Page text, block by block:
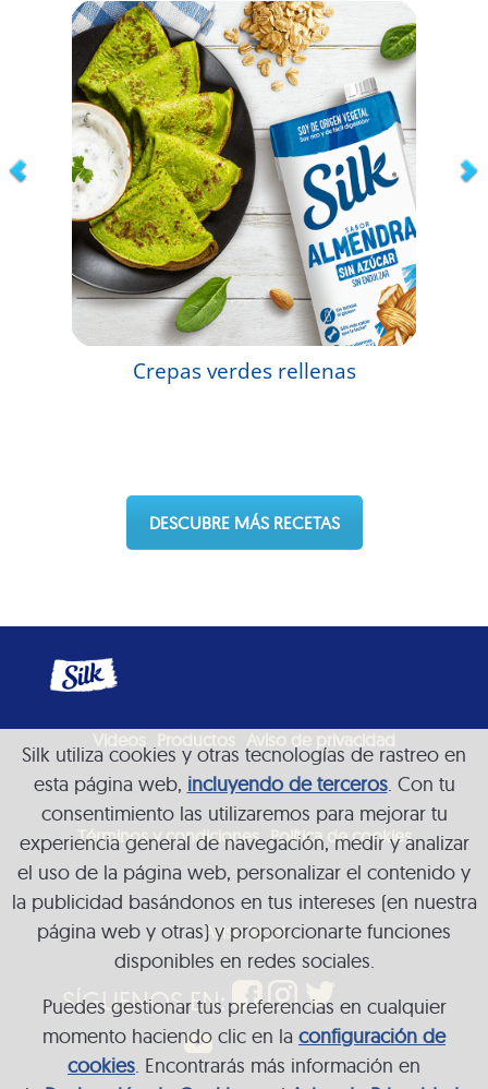
Crepas verdes rellenas
DESCUBRE MÁS RECETAS
Videos Productos Aviso de privacidad
Términos y condiciones Política de cookies
Aviso legal
SÍGUENOS EN:
Silk utiliza cookies y otras tecnologías de rastreo en
esta página web, incluyendo de terceros. Con tu
consentimiento las utilizaremos para mejorar tu
experiencia general de navegación, medir y analizar
el uso de la página web, personalizar el contenido y
la publicidad basándonos en tus intereses (en nuestra
página web y otras) y proporcionarte funciones
disponibles en redes sociales.
Puedes gestionar tus preferencias en cualquier
momento haciendo clic en la configuración de
cookies. Encontrarás más información en